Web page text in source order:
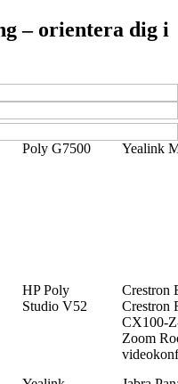
– orientera dig i
Poly G7500 Yealink
HP Poly
Studio V52
Crestron
Crestron
CX100-
Zoom